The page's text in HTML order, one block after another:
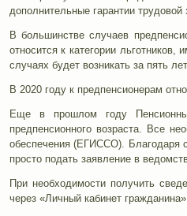
дополнительные гарантии
В большинстве случаев
относится к категории
случаях будет возникать за пять
В 2020 году к предпенсионерам
Еще в прошлом году
предпенсионного возраста. Все
обеспечения (ЕГИССО). Благодаря
просто подать заявление в
При необходимости получить
через «Личный кабинет